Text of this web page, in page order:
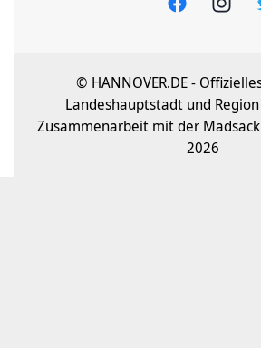
© HANNOVER.DE -
Landeshauptstadt und
Zusammenarbeit mit der
2026